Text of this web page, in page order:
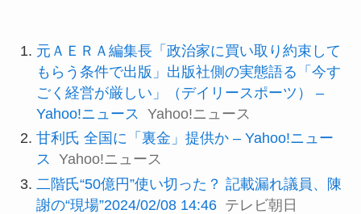
元ＡＥＲＡ編集長「政治家に買い取り約束して
もらう条件で出版」出版社側の実態語る「今す
ごく経営が厳しい」（デイリースポーツ） –
Yahoo!ニュース
Yahoo!ニュース
甘利氏 全国に「裏金」提供か – Yahoo!ニュー
ス Yahoo!ニュース
二階氏“50億円”使い切った？ 記載漏れ議員、陳
謝の“現場”2024/02/08 14:46 テレビ朝日